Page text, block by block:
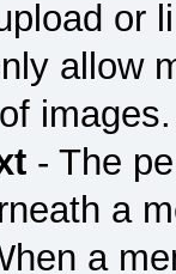
or
allow
images.
- The
a
a